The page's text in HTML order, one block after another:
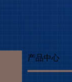
产品中心